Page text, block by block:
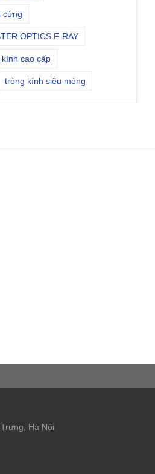
cứng
OPTICS F-RAY
cao cấp
tròng kính siêu mỏng
Hà Nội